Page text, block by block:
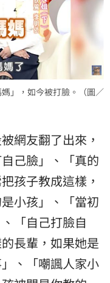
」，如今被打臉。（圖／
網友翻了出來，
己臉」、「真的
孩子教成這樣，
小孩」、「當初
「自己打臉自
長輩，如果她是
、「嘲諷人家小